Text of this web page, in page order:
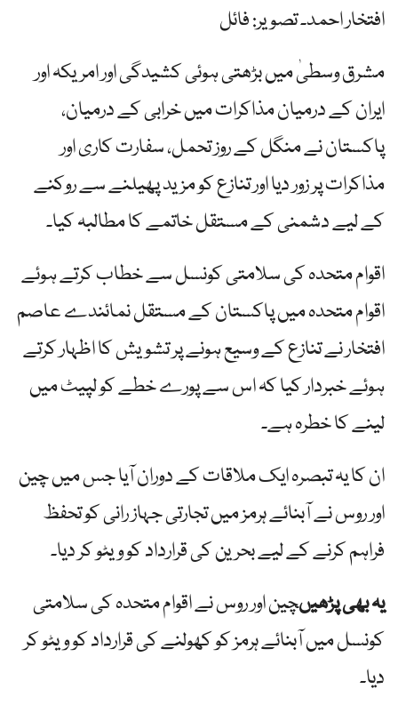
افتخار احمد۔ تصویر: فائل
مشرق وسطیٰ میں بڑھتی ہوئی کشیدگی اور امریکہ اور
ایران کے درمیان مذاکرات میں خرابی کے درمیان،
پاکستان نے منگل کے روز تحمل، سفارت کاری اور
مذاکرات پر زور دیا اور تنازع کو مزید پھیلنے سے روکنے
کے لیے دشمنی کے مستقل خاتمے کا مطالبہ کیا۔
اقوام متحدہ کی سلامتی کونسل سے خطاب کرتے ہوئے
اقوام متحدہ میں پاکستان کے مستقل نمائندے عاصم
افتخار نے تنازع کے وسیع ہونے پر تشویش کا اظہار کرتے
ہوئے خبردار کیا کہ اس سے پورے خطے کو لپیٹ میں
لینے کا خطرہ ہے۔
ان کا یہ تبصرہ ایک ملاقات کے دوران آیا جس میں چین
اور روس نے آبنائے ہرمز میں تجارتی جہاز رانی کو تحفظ
فراہم کرنے کے لیے بحرین کی قرارداد کو ویٹو کر دیا۔
یہ بھی پڑھیںچین اور روس نے اقوام متحدہ کی سلامتی
کونسل میں آبنائے ہرمز کو کھولنے کی قرارداد کو ویٹو کر
دیا۔